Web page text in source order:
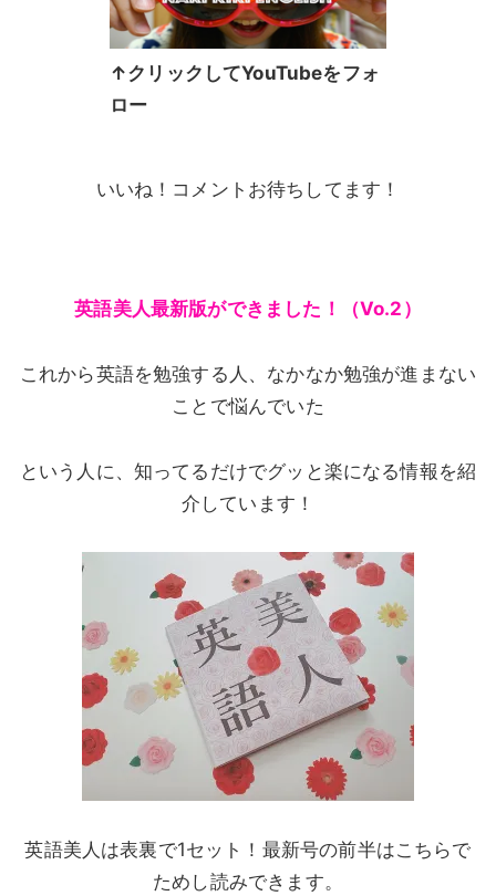
↑クリックしてYouTubeをフォ
ロー
いいね！コメントお待ちしてます！
英語美人最新版ができました！（Vo.2）
これから英語を勉強する人、なかなか勉強が進まない
ことで悩んでいた
という人に、知ってるだけでグッと楽になる情報を紹
介しています！
英語美人は表裏で1セット！最新号の前半はこちらで
ためし読みできます。